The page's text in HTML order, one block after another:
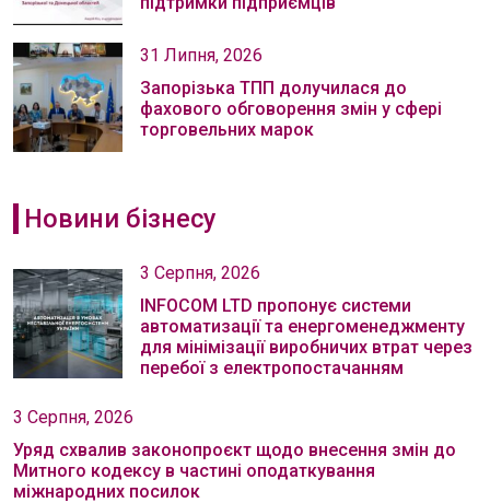
31 Липня, 2026
Запорізька ТПП долучилася до
фахового обговорення змін у сфері
торговельних марок
Новини бізнесу
3 Серпня, 2026
INFOCOM LTD пропонує системи
автоматизації та енергоменеджменту
для мінімізації виробничих втрат через
перебої з електропостачанням
3 Серпня, 2026
Уряд схвалив законопроєкт щодо внесення змін до
Митного кодексу в частині оподаткування
міжнародних посилок